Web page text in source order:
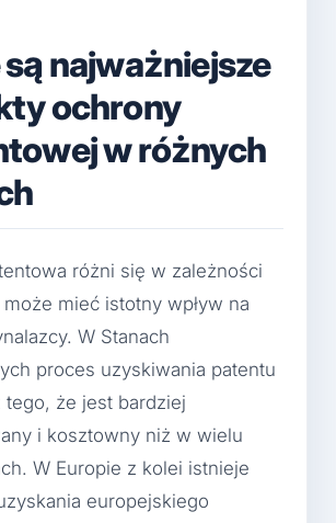
najważniejsze
ochrony
w różnych
różni się w zależności
mieć istotny wpływ na
W Stanach
proces uzyskiwania patentu
tego, że jest bardziej
i kosztowny niż w wielu
W Europie z kolei istnieje
europejskiego